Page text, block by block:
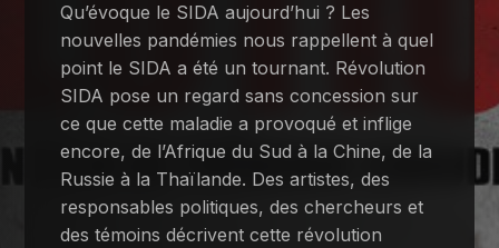
Qu’évoque le SIDA aujourd’hui ? Les
nouvelles pandémies nous rappellent à quel
point le SIDA a été un tournant. Révolution
SIDA pose un regard sans concession sur
ce que cette maladie a provoqué et inflige
encore, de l’Afrique du Sud à la Chine, de la
Russie à la Thaïlande. Des artistes, des
responsables politiques, des chercheurs et
des témoins décrivent cette révolution